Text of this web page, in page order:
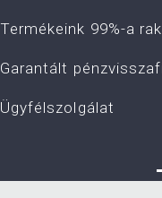
Termékeink 99%-a
Garantált
Ügyfélszolgálat